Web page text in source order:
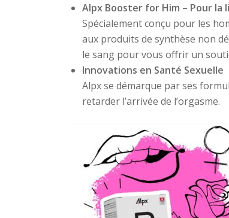
Alpx Booster for Him – Pour la
Spécialement conçu pour les
aux produits de synthèse non
le sang pour vous offrir un
Innovations en Santé Sexuelle
Alpx se démarque par ses
retarder l’arrivée de l’orgasme.